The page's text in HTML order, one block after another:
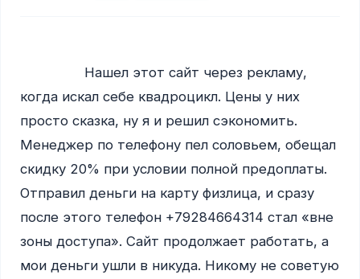
когда искал себе квадроцикл. Цены у них
просто сказка, ну я и решил сэкономить.
Менеджер по телефону пел соловьем, обещал
скидку 20% при условии полной предоплаты.
Отправил деньги на карту физлица, и сразу
после этого телефон +79284664314 стал «вне
зоны доступа». Сайт продолжает работать, а
мои деньги ушли в никуда. Никому не советую